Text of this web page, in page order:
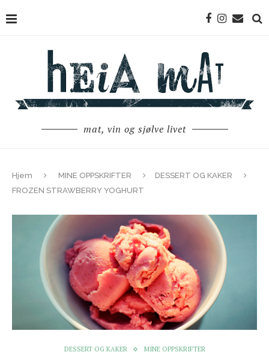
mat, vin og sjølve livet
Hjem MINE OPPSKRIFTER
DESSERT OG KAKER
FROZEN STRAWBERRY YOGHURT
DESSERT OG KAKER MINE OPPSKRIFTER